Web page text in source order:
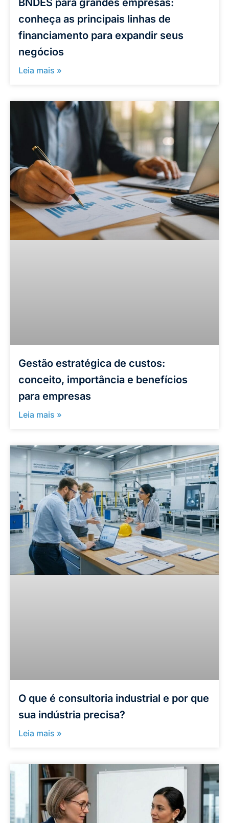
BNDES para grandes empresas:
conheça as principais linhas de
financiamento para expandir seus
negócios
Leia mais »
Gestão estratégica de custos:
conceito, importância e benefícios
para empresas
Leia mais »
O que é consultoria industrial e por que
sua indústria precisa?
Leia mais »